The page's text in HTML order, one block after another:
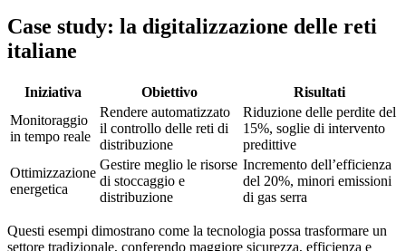
Case study: la digitalizzazione delle reti
italiane
Iniziativa Obiettivo
Risultati
Monitoraggio
in tempo reale
Rendere automatizzato
il controllo delle reti di
distribuzione
Riduzione delle perdite del
15%, soglie di intervento
predittive
Ottimizzazione
energetica
Gestire meglio le risorse
di stoccaggio e
distribuzione
Incremento dell’efficienza
del 20%, minori emissioni
di gas serra
Questi esempi dimostrano come la tecnologia possa trasformare un
settore tradizionale, conferendo maggiore sicurezza, efficienza e